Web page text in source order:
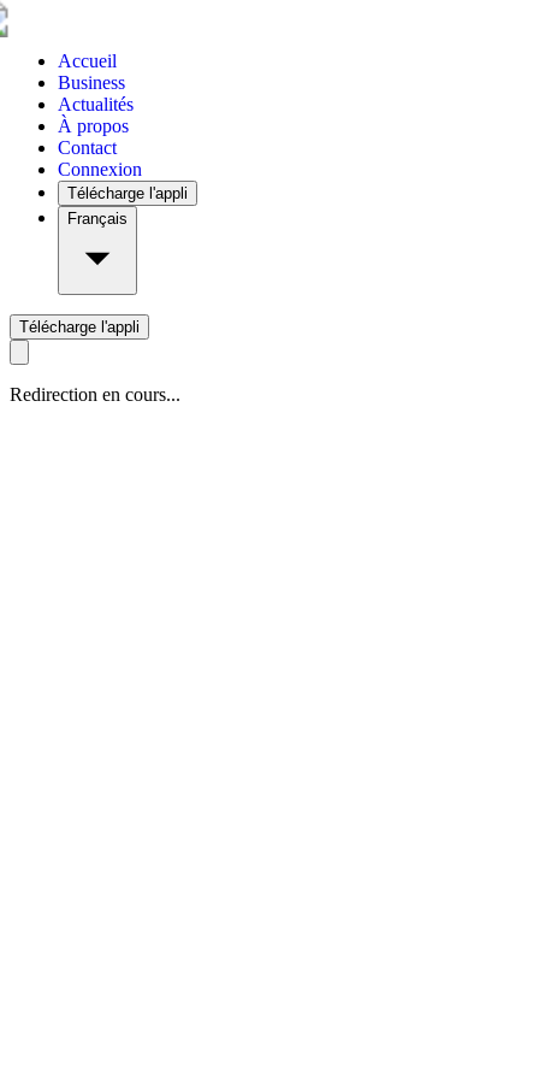
Accueil
Business
Actualités
À propos
Contact
Connexion
Télécharge l'appli
Français
Télécharge l'appli
Redirection en cours...